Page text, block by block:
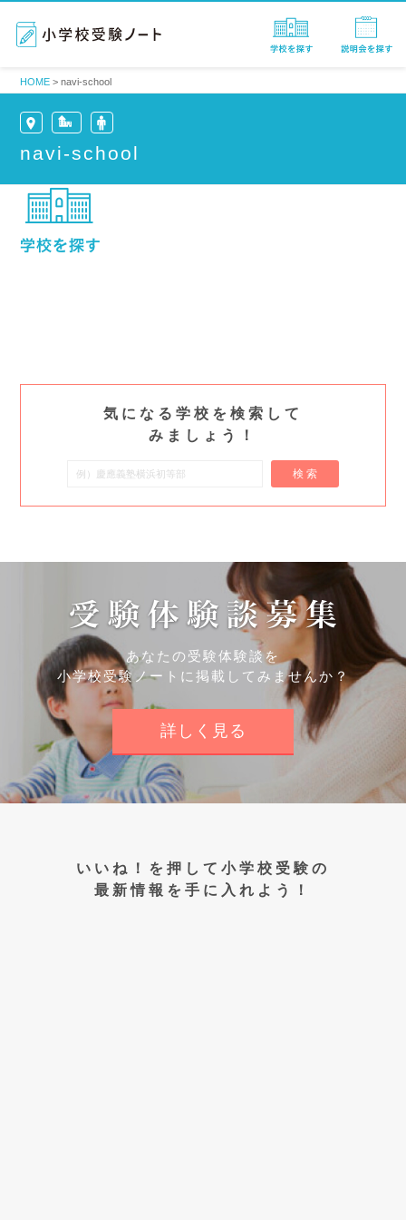
HOME >navi-school
navi-school
気になる学校を検索して
みましょう！
検 索
あなたの受験体験談を
小学校受験ノートに掲載してみませんか？
詳しく見る
いいね！を押して小学校受験の
最新情報を手に入れよう！